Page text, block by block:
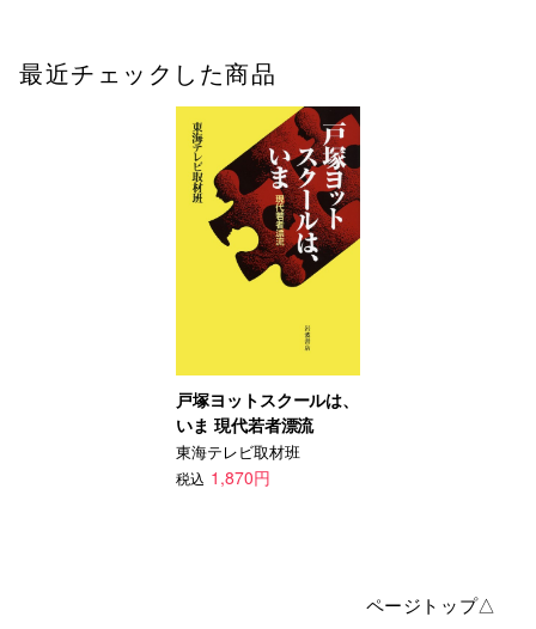
最近チェックした商品
戸塚ヨットスクールは、
いま 現代若者漂流
東海テレビ取材班
税込 1,870円
ページトップ△